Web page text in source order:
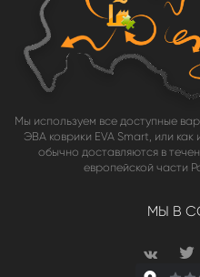
Мы используем все доступные
ЭВА коврики EVA Smart, или
обычно доставляются в
европейской части
МЫ В